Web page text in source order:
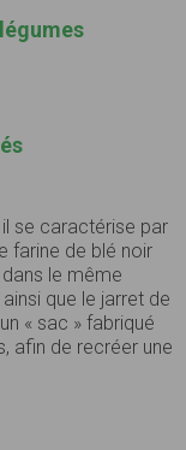
se caractérise par
farine de blé noir
le même
que le jarret de
« sac » fabriqué
afin de recréer une